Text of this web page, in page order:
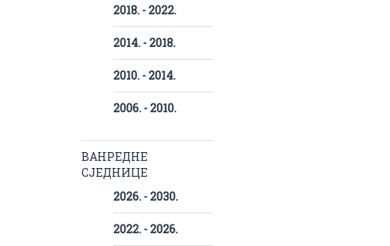
2018. - 2022.
2014. - 2018.
2010. - 2014.
2006. - 2010.
ВАНРЕДНЕ
СЈЕДНИЦЕ
2026. - 2030.
2022. - 2026.